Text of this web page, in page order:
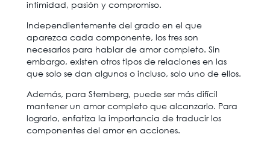
intimidad, pasión y compromiso.
Independientemente del grado en el que
aparezca cada componente, los tres son
necesarios para hablar de amor completo. Sin
embargo, existen otros tipos de relaciones en las
que solo se dan algunos o incluso, solo uno de ellos.
Además, para Sternberg, puede ser más difícil
mantener un amor completo que alcanzarlo. Para
lograrlo, enfatiza la importancia de traducir los
componentes del amor en acciones.